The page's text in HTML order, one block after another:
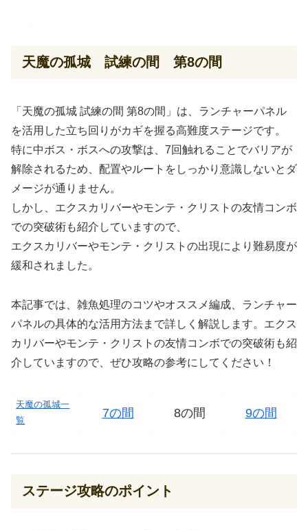
天魔の孤城 試練の間 第8の間
「天魔の孤城 試練の間 第8の間」は、ランチャーパネル
を活用した立ち回りがカギを握る高難度ステージです。
特に中ボス・ボスへの攻撃は、7回触れることでバリアが
解除されるため、配置やルートをしっかり意識しないとダ
メージが通りません。
しかし、エクスカリバーやモンテ・クリストの友情コンボ
での突破術も紹介していますので、
エクスカリバーやモンテ・クリストの出現により難易度が
緩和されました。
本記事では、雑魚処理のコツやオススメ編成、ランチャー
パネルの具体的な活用方法まで詳しく解説します。エクス
カリバーやモンテ・クリストの友情コンボでの突破術も紹
介していますので、ぜひ攻略の参考にしてください！
天魔の孤城一
覧
7の間 8の間 9の間
ステージ攻略のポイント